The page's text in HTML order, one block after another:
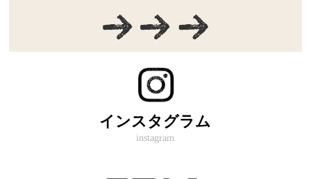
インスタグラム
instagram